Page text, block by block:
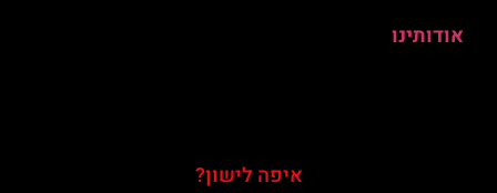
אודותינו
איפה לישון?